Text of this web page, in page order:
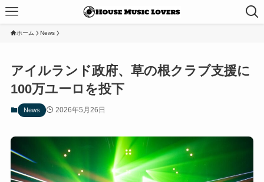
ホーム News
アイルランド政府、草の根クラブ支援に
100万ユーロを投下
News 2026年5月26日